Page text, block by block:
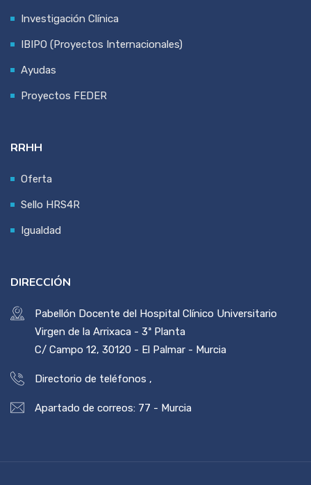
Investigación Clínica
IBIPO (Proyectos Internacionales)
Ayudas
Proyectos FEDER
RRHH
Oferta
Sello HRS4R
Igualdad
DIRECCIÓN
Pabellón Docente del Hospital Clínico Universitario
Virgen de la Arrixaca - 3ª Planta
C/ Campo 12, 30120 - El Palmar - Murcia
Directorio de teléfonos ,
Apartado de correos: 77 - Murcia